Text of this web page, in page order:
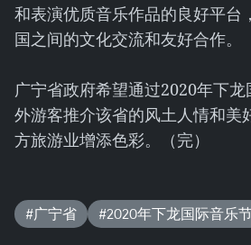
和表演优质音乐作品的良好平台
国之间的文化交流和友好合作。
广宁省政府希望通过2020年下
外游客推介该省的风土人情和美
方旅游业增添色彩。（完）
#广宁省 #2020年下龙国际音乐